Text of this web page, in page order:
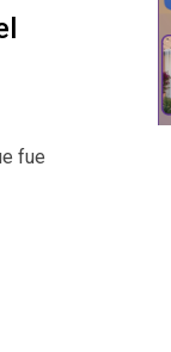
fue